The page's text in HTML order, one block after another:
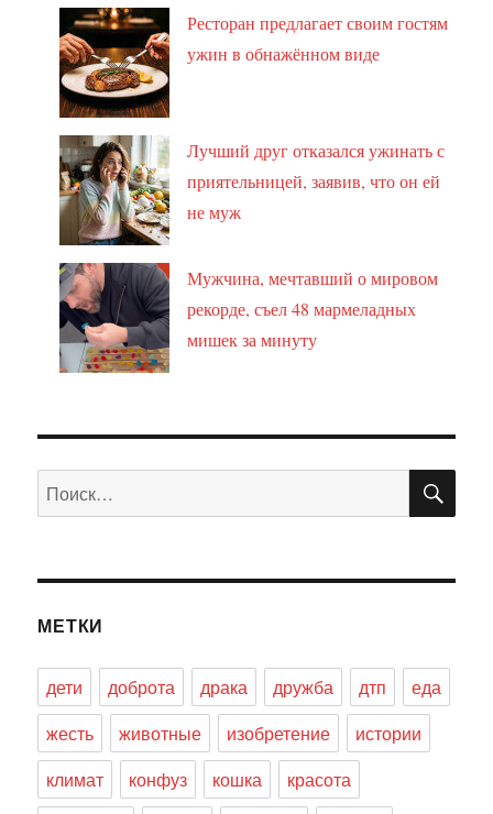
Ресторан предлагает своим гостям
ужин в обнажённом виде
Лучший друг отказался ужинать с
приятельницей, заявив, что он ей
не муж
Мужчина, мечтавший о мировом
рекорде, съел 48 мармеладных
мишек за минуту
Искать:
МЕТКИ
дети доброта драка дружба дтп
еда
жесть
животные изобретение
истории
климат
конфуз кошка
красота